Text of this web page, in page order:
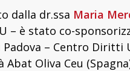
dalla dr.ssa Maria
– è stato co-
– Centro Diritti
Oliva Ceu